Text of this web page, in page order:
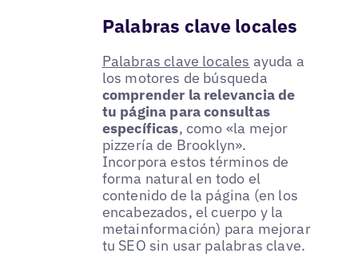
Palabras clave locales
Palabras clave locales ayuda a
los motores de búsqueda
comprender la relevancia de
tu página para consultas
específicas, como «la mejor
pizzería de Brooklyn».
Incorpora estos términos de
forma natural en todo el
contenido de la página (en los
encabezados, el cuerpo y la
metainformación) para mejorar
tu SEO sin usar palabras clave.